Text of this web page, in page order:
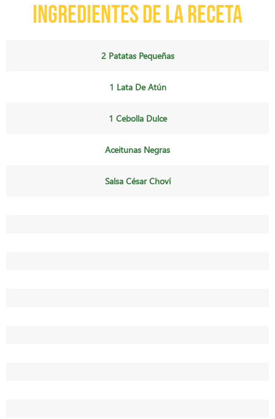
Ingredientes de la receta
2 Patatas Pequeñas
1 Lata De Atún
1 Cebolla Dulce
Aceitunas Negras
Salsa César Choví